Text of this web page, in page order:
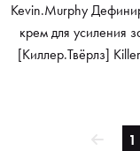
Kevin.Murphy
крем для усиления
[Киллер.Твёрлз]
1